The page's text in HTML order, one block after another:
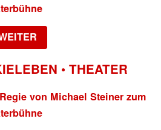
• THEATER
von Michael Steiner zum